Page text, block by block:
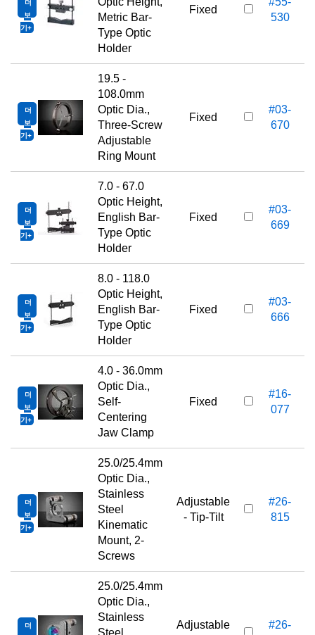
더
보
기
Metric Bar-
Type Optic
Holder
Fixed
530
더
보
기
19.5 -
108.0mm
Optic Dia.,
Three-Screw
Adjustable
Ring Mount
Fixed
#03-
670
더
보
기
7.0 - 67.0
Optic Height,
English Bar-
Type Optic
Holder
Fixed
#03-
669
더
보
기
8.0 - 118.0
Optic Height,
English Bar-
Type Optic
Holder
Fixed
#03-
666
더
보
기
4.0 - 36.0mm
Optic Dia.,
Self-
Centering
Jaw Clamp
Fixed
#16-
077
더
보
기
25.0/25.4mm
Optic Dia.,
Stainless
Steel
Kinematic
Mount, 2-
Screws
Adjustable
- Tip-Tilt
#26-
815
더
25.0/25.4mm
Optic Dia.,
Stainless
Adjustable
#26-